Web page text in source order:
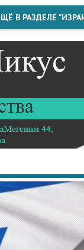
В РАЗДЕЛЕ